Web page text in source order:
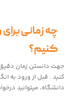
چه زمانی
کنیم؟
جهت دانستن زمان دقیق
کنید . قبل از ورود به
دانشگاه، میتوانید